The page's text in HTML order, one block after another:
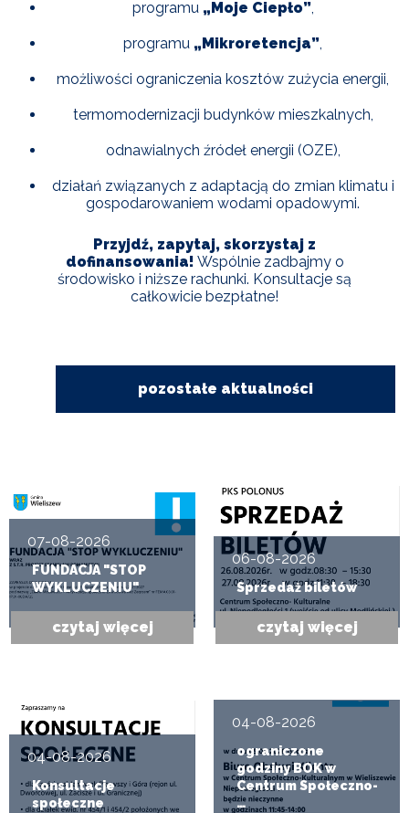
programu „Moje Ciepło”,
programu „Mikroretencja”,
możliwości ograniczenia kosztów zużycia energii,
termomodernizacji budynków mieszkalnych,
odnawialnych źródeł energii (OZE),
działań związanych z adaptacją do zmian klimatu i
gospodarowaniem wodami opadowymi.
Przyjdź, zapytaj, skorzystaj z
dofinansowania! Wspólnie zadbajmy o
środowisko i niższe rachunki. Konsultacje są
całkowicie bezpłatne!
pozostałe aktualności
07-08-2026
FUNDACJA "STOP
WYKLUCZENIU"
czytaj więcej
06-08-2026
Sprzedaż biletów
czytaj więcej
04-08-2026
Konsultacje
społeczne
04-08-2026
ograniczone
godziny BOK w
Centrum Społeczno-
…